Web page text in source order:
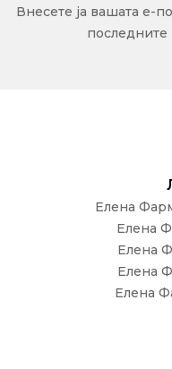
Внесете ја вашата е-
Елена
Елена
Елена
Елена
Елена